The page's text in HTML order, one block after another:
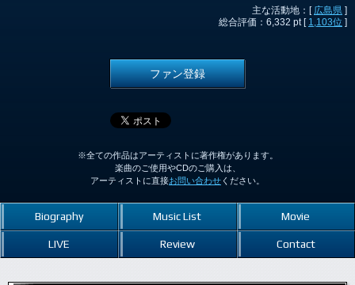
主な活動地：[ 広島県 ]
総合評価：6,332 pt [ 1,103位 ]
ファン登録
※全ての作品はアーティストに著作権があります。
楽曲のご使用やCDのご購入は、
アーティストに直接お問い合わせ ください。
Biography Music List Movie
LIVE Review Contact